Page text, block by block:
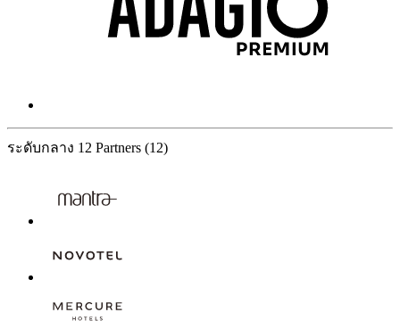
ระดับกลาง 12 Partners (12)